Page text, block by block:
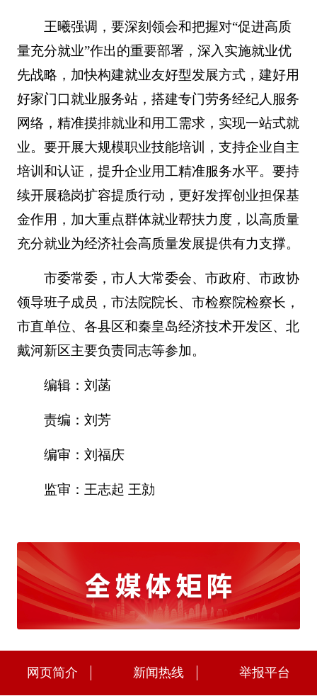
王曦强调，要深刻领会和把握对“促进高质
量充分就业”作出的重要部署，深入实施就业优
先战略，加快构建就业友好型发展方式，建好用
好家门口就业服务站，搭建专门劳务经纪人服务
网络，精准摸排就业和用工需求，实现一站式就
业。要开展大规模职业技能培训，支持企业自主
培训和认证，提升企业用工精准服务水平。要持
续开展稳岗扩容提质行动，更好发挥创业担保基
金作用，加大重点群体就业帮扶力度，以高质量
充分就业为经济社会高质量发展提供有力支撑。
市委常委，市人大常委会、市政府、市政协
领导班子成员，市法院院长、市检察院检察长，
市直单位、各县区和秦皇岛经济技术开发区、北
戴河新区主要负责同志等参加。
编辑：刘菡
责编：刘芳
编审：刘福庆
监审：王志起 王勍
网页简介 新闻热线 举报平台